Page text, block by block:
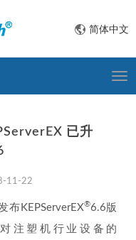
简体中文
已升
11-22
布KEPServerEX®6.6版
注塑机行业设备的